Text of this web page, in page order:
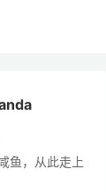
鱼，从此走上